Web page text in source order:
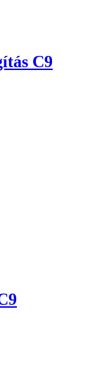
C9